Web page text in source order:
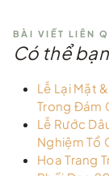
BÀI VIẾT LIÊN
Có thể
Lễ Lại Mặt
Trong Đám
Lễ Rước
Nghiệm Tổ
Hoa Trang